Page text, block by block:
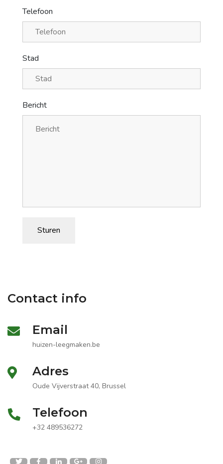
Telefoon
Stad
Bericht
Sturen
Contact info
Email
huizen-leegmaken.be
Adres
Oude Vijverstraat 40, Brussel
Telefoon
+32 489536272